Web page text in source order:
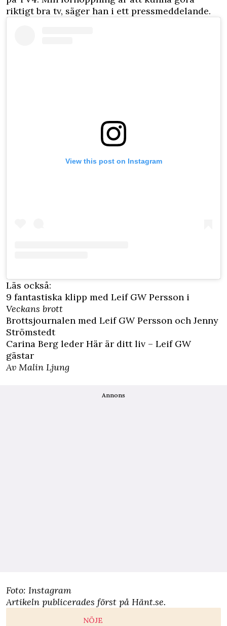
riktigt bra tv, säger han i ett pressmeddelande.
View this post on Instagram
Läs också:
9 fantastiska klipp med Leif GW Persson i
Veckans brott
Brottsjournalen med Leif GW Persson och Jenny
Strömstedt
Carina Berg leder Här är ditt liv – Leif GW
gästar
Av Malin Ljung
Annons
Foto: Instagram
Artikeln publicerades först på Hänt.se.
NÖJE